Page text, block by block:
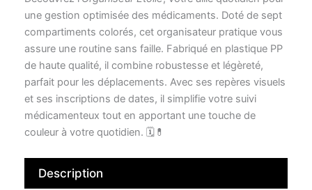
médicaments
organiseur
étoilé
une gestion optimisée des médicaments. Doté de sept
compartiments colorés, cet organisateur pratique vous
assure une routine sans faille. Fabriqué en plastique PP
de haute qualité, il combine robustesse et légèreté,
parfait pour les déplacements. Avec ses repères visuels
et ses inscriptions de dates, il simplifie votre suivi
médicamenteux tout en apportant une touche de
couleur à votre quotidien. 🗓💊
Description